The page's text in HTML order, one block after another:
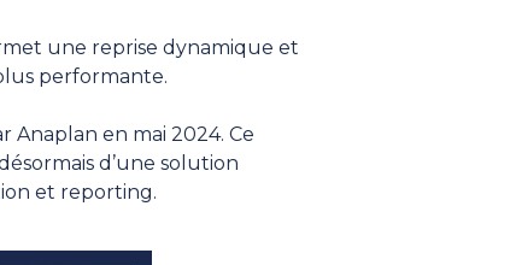
une reprise dynamique et
performante.
Anaplan en mai 2024. Ce
d’une solution
et reporting.